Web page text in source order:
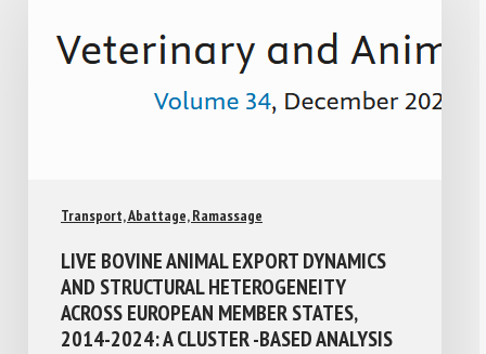
Transport, Abattage, Ramassage
LIVE BOVINE ANIMAL EXPORT DYNAMICS
AND STRUCTURAL HETEROGENEITY
ACROSS EUROPEAN MEMBER STATES,
2014-2024: A CLUSTER -BASED ANALYSIS